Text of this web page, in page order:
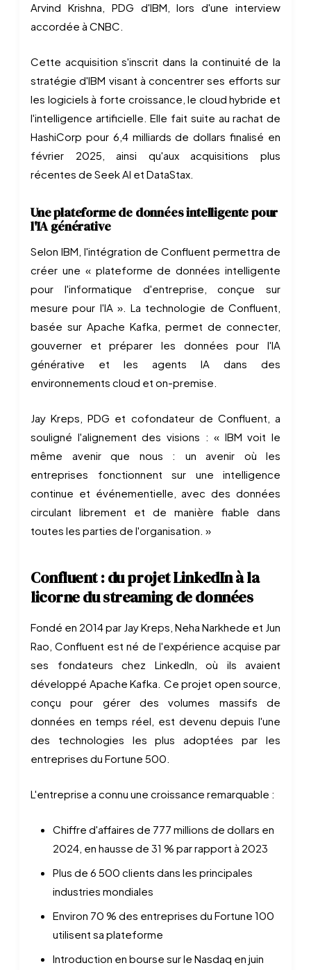
Arvind Krishna, PDG d'IBM, lors d'une interview
accordée à CNBC.
Cette acquisition s'inscrit dans la continuité de la
stratégie d'IBM visant à concentrer ses efforts sur
les logiciels à forte croissance, le cloud hybride et
l'intelligence artificielle. Elle fait suite au rachat de
HashiCorp pour 6,4 milliards de dollars finalisé en
février 2025, ainsi qu'aux acquisitions plus
récentes de Seek AI et DataStax.
Une plateforme de données intelligente pour
l'IA générative
Selon IBM, l'intégration de Confluent permettra de
créer une « plateforme de données intelligente
pour l'informatique d'entreprise, conçue sur
mesure pour l'IA ». La technologie de Confluent,
basée sur Apache Kafka, permet de connecter,
gouverner et préparer les données pour l'IA
générative et les agents IA dans des
environnements cloud et on-premise.
Jay Kreps, PDG et cofondateur de Confluent, a
souligné l'alignement des visions : « IBM voit le
même avenir que nous : un avenir où les
entreprises fonctionnent sur une intelligence
continue et événementielle, avec des données
circulant librement et de manière fiable dans
toutes les parties de l'organisation. »
Confluent : du projet LinkedIn à la
licorne du streaming de données
Fondé en 2014 par Jay Kreps, Neha Narkhede et Jun
Rao, Confluent est né de l'expérience acquise par
ses fondateurs chez LinkedIn, où ils avaient
développé Apache Kafka. Ce projet open source,
conçu pour gérer des volumes massifs de
données en temps réel, est devenu depuis l'une
des technologies les plus adoptées par les
entreprises du Fortune 500.
L'entreprise a connu une croissance remarquable :
Chiffre d'affaires de 777 millions de dollars en
2024, en hausse de 31 % par rapport à 2023
Plus de 6 500 clients dans les principales
industries mondiales
Environ 70 % des entreprises du Fortune 100
utilisent sa plateforme
Introduction en bourse sur le Nasdaq en juin